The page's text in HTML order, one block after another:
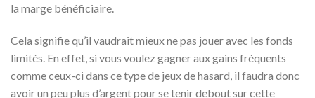
la marge bénéficiaire.
Cela signifie qu’il vaudrait mieux ne pas jouer avec les fonds
limités. En effet, si vous voulez gagner aux gains fréquents
comme ceux-ci dans ce type de jeux de hasard, il faudra donc
avoir un peu plus d’argent pour se tenir debout sur cette